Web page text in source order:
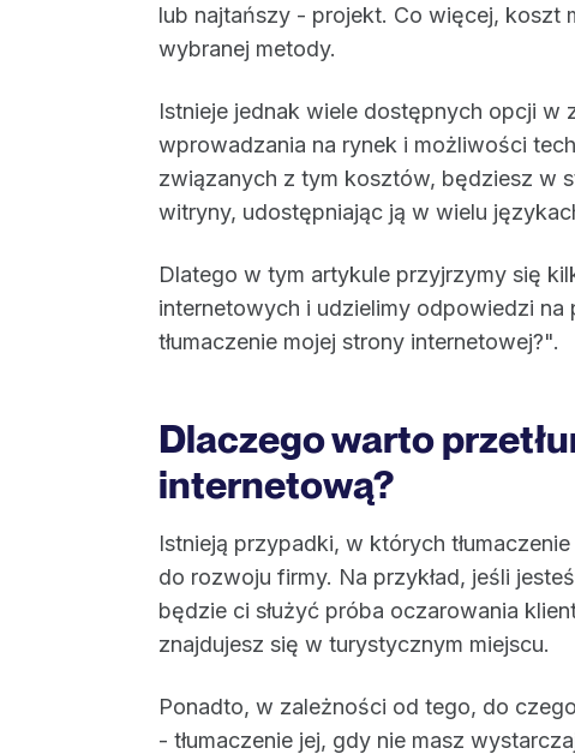
lub najtańszy - projekt. Co więcej,
wybranej metody.
Istnieje jednak wiele dostępnych opcji
wprowadzania na rynek i możliwości
związanych z tym kosztów, będziesz w
witryny, udostępniając ją w wielu
Dlatego w tym artykule przyjrzymy się
internetowych i udzielimy odpowiedzi
tłumaczenie mojej strony internetowej?".
Dlaczego warto
internetową?
Istnieją przypadki, w których
do rozwoju firmy. Na przykład, jeśli
będzie ci służyć próba oczarowania
znajdujesz się w turystycznym miejscu.
Ponadto, w zależności od tego, do
- tłumaczenie jej, gdy nie masz